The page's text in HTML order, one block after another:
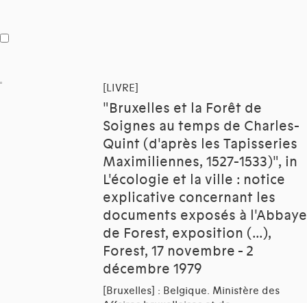
[LIVRE]
"Bruxelles et la Forêt de
Soignes au temps de Charles-
Quint (d'après les Tapisseries
Maximiliennes, 1527-1533)", in
L'écologie et la ville : notice
explicative concernant les
documents exposés à l'Abbaye
de Forest, exposition (...),
Forest, 17 novembre - 2
décembre 1979
[Bruxelles] : Belgique. Ministère des